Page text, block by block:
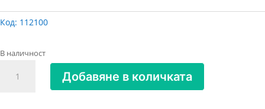
Код: 112100
В наличност
Добавяне в количката